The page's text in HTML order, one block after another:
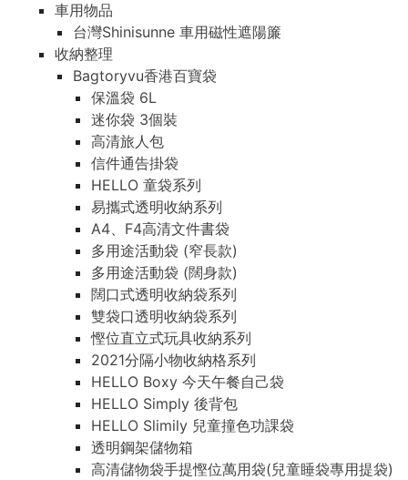
車用物品
台灣Shinisunne 車用磁性遮陽簾
收納整理
Bagtoryvu香港百寶袋
保溫袋 6L
迷你袋 3個裝
高清旅人包
信件通告掛袋
HELLO 童袋系列
易攜式透明收納系列
A4、F4高清文件書袋
多用途活動袋 (窄長款)
多用途活動袋 (闊身款)
闊口式透明收納袋系列
雙袋口透明收納袋系列
慳位直立式玩具收納系列
2021分隔小物收納格系列
HELLO Boxy 今天午餐自己袋
HELLO Simply 後背包
HELLO Slimily 兒童撞色功課袋
透明鋼架儲物箱
高清儲物袋手提慳位萬用袋(兒童睡袋專用提袋)